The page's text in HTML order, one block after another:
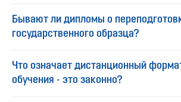
Бывают ли дипломы о
государственного образца?
Что означает дистанционный
обучения - это законно?